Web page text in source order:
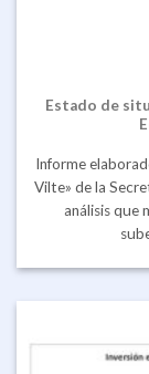
Estado de
Informe
Vilte» de la
análisis que